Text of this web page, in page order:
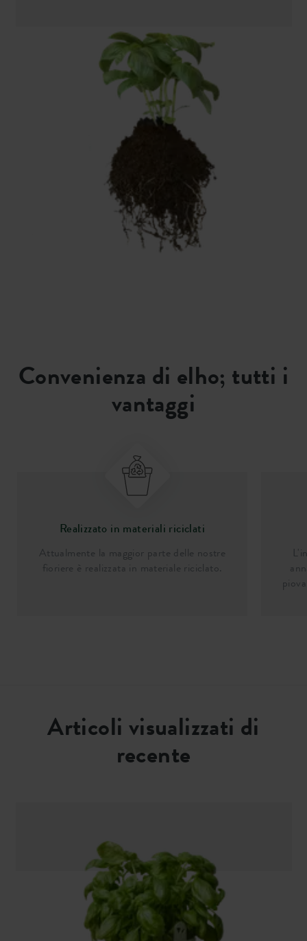
Convenienza di elho; tutti i
vantaggi
Realizzato in materiali riciclati
Attualmente la maggior parte delle nostre
fioriere è realizzata in materiale riciclato.
Articoli visualizzati di
recente